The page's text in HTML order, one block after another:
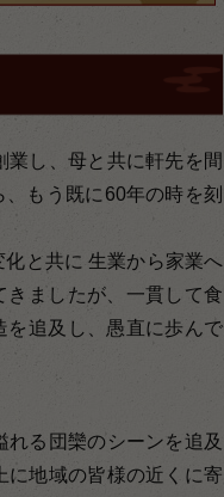
業し、母と共に軒先を間
もう既に60年の時を刻
と共に 生業から家業へ
きましたが、一貫して食
を追及し、愚直に歩んで
る団欒のシーンを追及
に地域の皆様の近くに寄